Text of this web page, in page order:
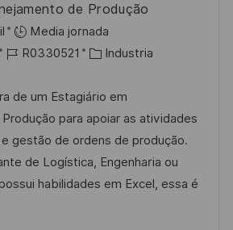
o
de Produção
Media jornada
I
d
e
e
m
p
R0330521
C
t
e
g
o
r
Industria
de um Estagiário em
para apoiar as atividades
gestão de ordens de produção.
de Logística, Engenharia ou
habilidades em Excel, essa é